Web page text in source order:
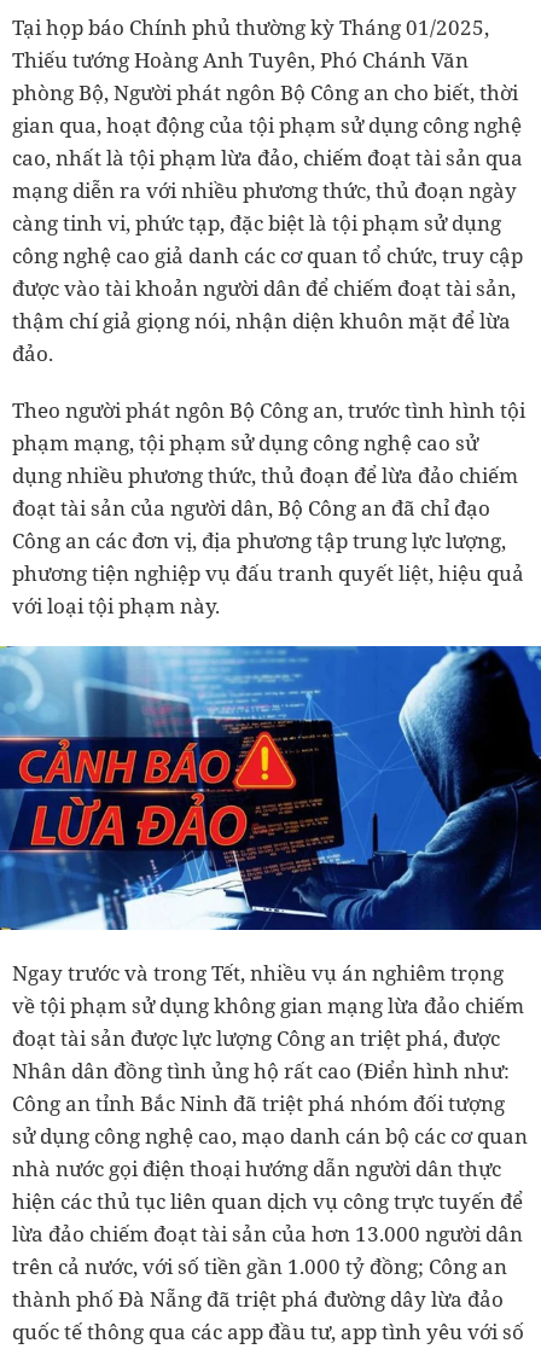
Tại họp báo Chính phủ thường kỳ Tháng 01/2025,
Thiếu tướng Hoàng Anh Tuyên, Phó Chánh Văn
phòng Bộ, Người phát ngôn Bộ Công an cho biết, thời
gian qua, hoạt động của tội phạm sử dụng công nghệ
cao, nhất là tội phạm lừa đảo, chiếm đoạt tài sản qua
mạng diễn ra với nhiều phương thức, thủ đoạn ngày
càng tinh vi, phức tạp, đặc biệt là tội phạm sử dụng
công nghệ cao giả danh các cơ quan tổ chức, truy cập
được vào tài khoản người dân để chiếm đoạt tài sản,
thậm chí giả giọng nói, nhận diện khuôn mặt để lừa
đảo.
Theo người phát ngôn Bộ Công an, trước tình hình tội
phạm mạng, tội phạm sử dụng công nghệ cao sử
dụng nhiều phương thức, thủ đoạn để lừa đảo chiếm
đoạt tài sản của người dân, Bộ Công an đã chỉ đạo
Công an các đơn vị, địa phương tập trung lực lượng,
phương tiện nghiệp vụ đấu tranh quyết liệt, hiệu quả
với loại tội phạm này.
Ngay trước và trong Tết, nhiều vụ án nghiêm trọng
về tội phạm sử dụng không gian mạng lừa đảo chiếm
đoạt tài sản được lực lượng Công an triệt phá, được
Nhân dân đồng tình ủng hộ rất cao (Điển hình như:
Công an tỉnh Bắc Ninh đã triệt phá nhóm đối tượng
sử dụng công nghệ cao, mạo danh cán bộ các cơ quan
nhà nước gọi điện thoại hướng dẫn người dân thực
hiện các thủ tục liên quan dịch vụ công trực tuyến để
lừa đảo chiếm đoạt tài sản của hơn 13.000 người dân
trên cả nước, với số tiền gần 1.000 tỷ đồng; Công an
thành phố Đà Nẵng đã triệt phá đường dây lừa đảo
quốc tế thông qua các app đầu tư, app tình yêu với số